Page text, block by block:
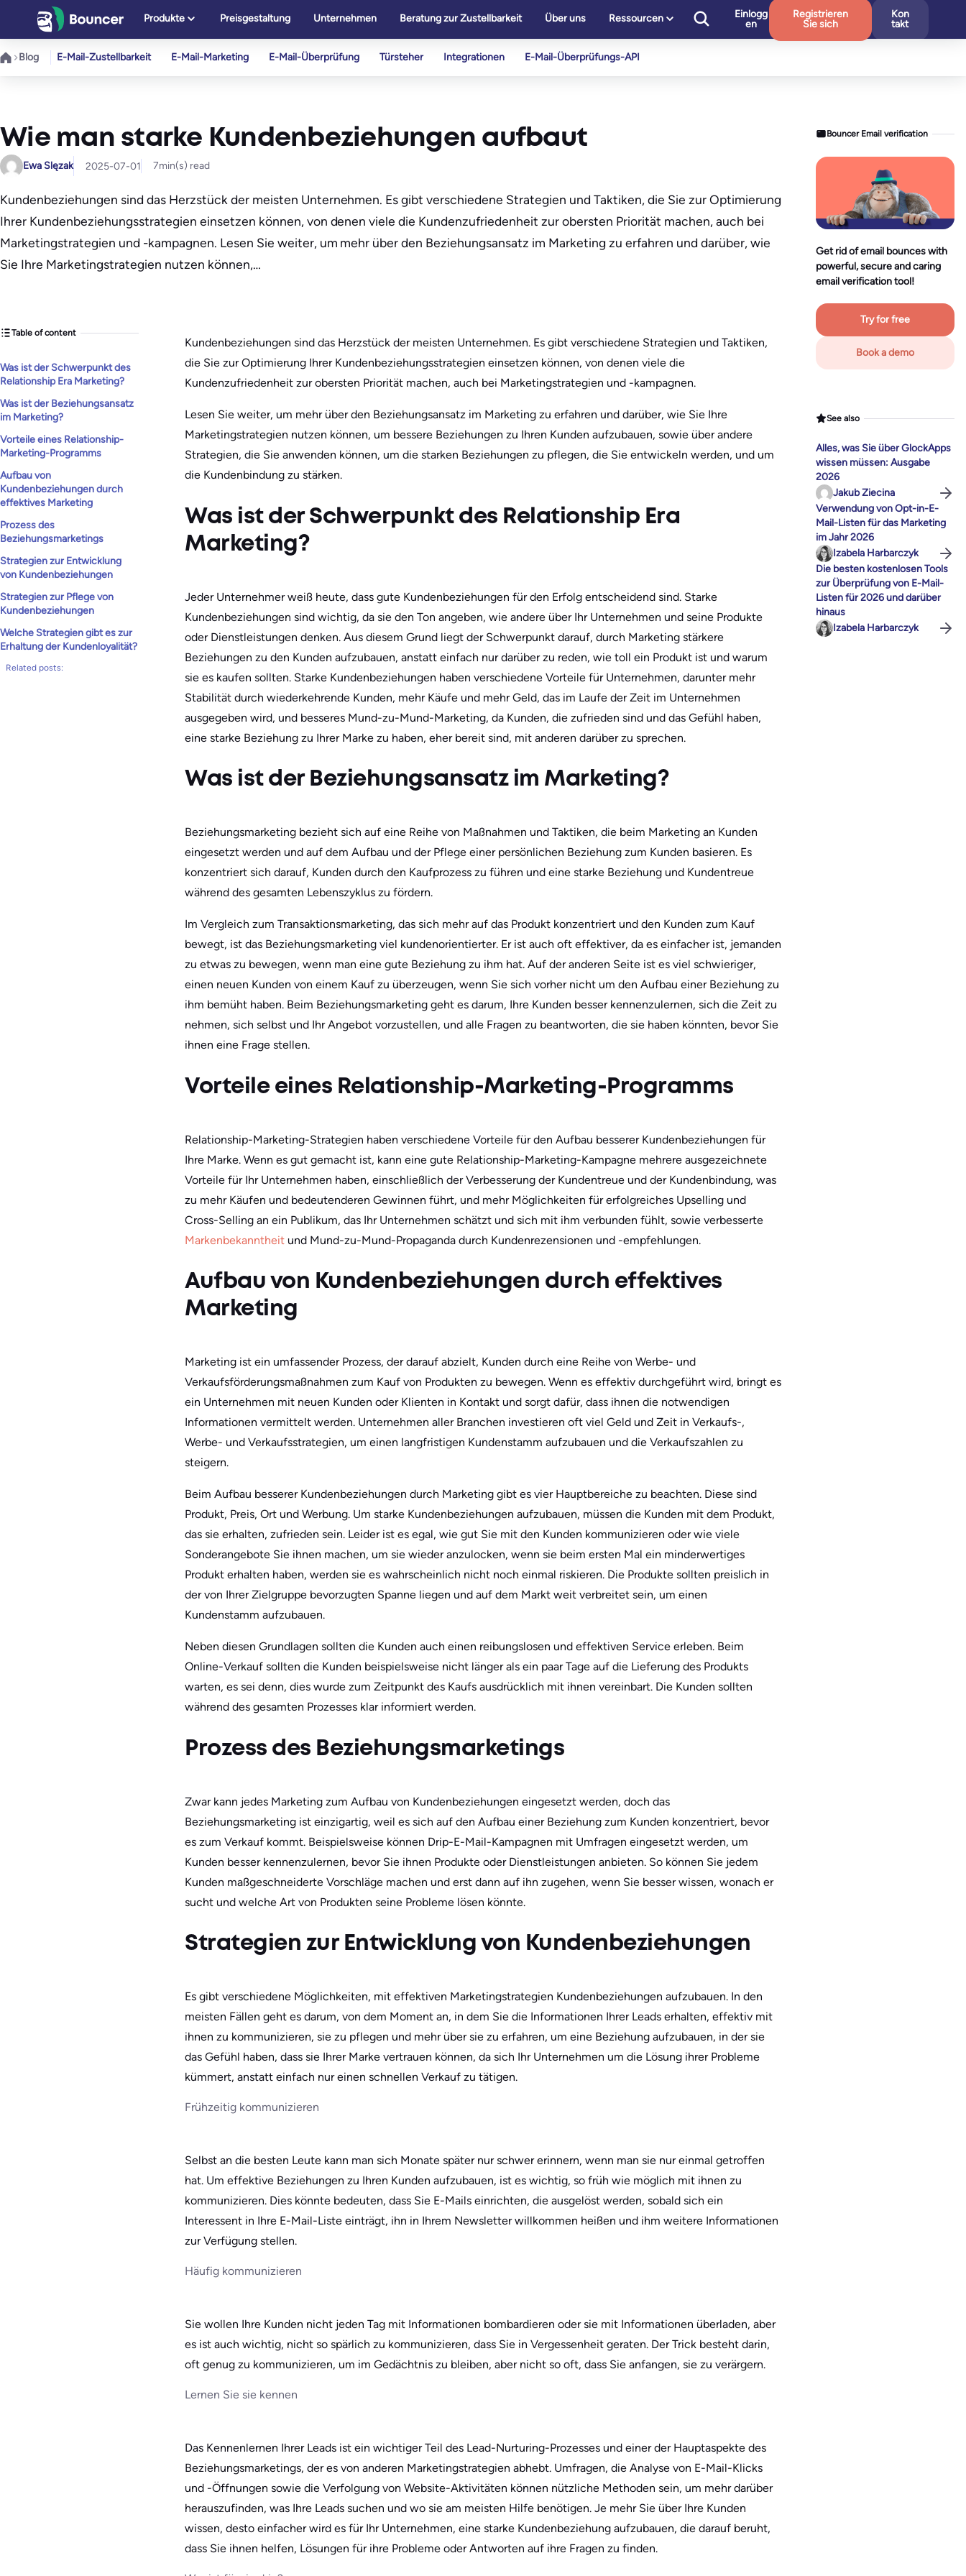
springen
Produkte Preisgestaltung Unternehmen Beratung zur Zustellbarkeit Über uns Ressourcen
Einlogg
en
Registrieren
Sie sich
Kon
takt
Blog E-Mail-Zustellbarkeit E-Mail-Marketing E-Mail-Überprüfung Türsteher Integrationen E-Mail-Überprüfungs-API
Wie man starke Kundenbeziehungen aufbaut
Ewa Slęzak 2025-07-01 7min(s) read
Kundenbeziehungen sind das Herzstück der meisten Unternehmen. Es gibt verschiedene Strategien und Taktiken, die Sie zur Optimierung
Ihrer Kundenbeziehungsstrategien einsetzen können, von denen viele die Kundenzufriedenheit zur obersten Priorität machen, auch bei
Marketingstrategien und -kampagnen. Lesen Sie weiter, um mehr über den Beziehungsansatz im Marketing zu erfahren und darüber, wie
Sie Ihre Marketingstrategien nutzen können,…
Table of content
Was ist der Schwerpunkt des
Relationship Era Marketing?
Was ist der Beziehungsansatz
im Marketing?
Vorteile eines Relationship-
Marketing-Programms
Aufbau von
Kundenbeziehungen durch
effektives Marketing
Prozess des
Beziehungsmarketings
Strategien zur Entwicklung
von Kundenbeziehungen
Strategien zur Pflege von
Kundenbeziehungen
Welche Strategien gibt es zur
Erhaltung der Kundenloyalität?
Related posts:
Kundenbeziehungen sind das Herzstück der meisten Unternehmen. Es gibt verschiedene Strategien und Taktiken,
die Sie zur Optimierung Ihrer Kundenbeziehungsstrategien einsetzen können, von denen viele die
Kundenzufriedenheit zur obersten Priorität machen, auch bei Marketingstrategien und -kampagnen.
Lesen Sie weiter, um mehr über den Beziehungsansatz im Marketing zu erfahren und darüber, wie Sie Ihre
Marketingstrategien nutzen können, um bessere Beziehungen zu Ihren Kunden aufzubauen, sowie über andere
Strategien, die Sie anwenden können, um die starken Beziehungen zu pflegen, die Sie entwickeln werden, und um
die Kundenbindung zu stärken.
Was ist der Schwerpunkt des Relationship Era
Marketing?
Jeder Unternehmer weiß heute, dass gute Kundenbeziehungen für den Erfolg entscheidend sind. Starke
Kundenbeziehungen sind wichtig, da sie den Ton angeben, wie andere über Ihr Unternehmen und seine Produkte
oder Dienstleistungen denken. Aus diesem Grund liegt der Schwerpunkt darauf, durch Marketing stärkere
Beziehungen zu den Kunden aufzubauen, anstatt einfach nur darüber zu reden, wie toll ein Produkt ist und warum
sie es kaufen sollten. Starke Kundenbeziehungen haben verschiedene Vorteile für Unternehmen, darunter mehr
Stabilität durch wiederkehrende Kunden, mehr Käufe und mehr Geld, das im Laufe der Zeit im Unternehmen
ausgegeben wird, und besseres Mund-zu-Mund-Marketing, da Kunden, die zufrieden sind und das Gefühl haben,
eine starke Beziehung zu Ihrer Marke zu haben, eher bereit sind, mit anderen darüber zu sprechen.
Was ist der Beziehungsansatz im Marketing?
Beziehungsmarketing bezieht sich auf eine Reihe von Maßnahmen und Taktiken, die beim Marketing an Kunden
eingesetzt werden und auf dem Aufbau und der Pflege einer persönlichen Beziehung zum Kunden basieren. Es
konzentriert sich darauf, Kunden durch den Kaufprozess zu führen und eine starke Beziehung und Kundentreue
während des gesamten Lebenszyklus zu fördern.
Im Vergleich zum Transaktionsmarketing, das sich mehr auf das Produkt konzentriert und den Kunden zum Kauf
bewegt, ist das Beziehungsmarketing viel kundenorientierter. Er ist auch oft effektiver, da es einfacher ist, jemanden
zu etwas zu bewegen, wenn man eine gute Beziehung zu ihm hat. Auf der anderen Seite ist es viel schwieriger,
einen neuen Kunden von einem Kauf zu überzeugen, wenn Sie sich vorher nicht um den Aufbau einer Beziehung zu
ihm bemüht haben. Beim Beziehungsmarketing geht es darum, Ihre Kunden besser kennenzulernen, sich die Zeit zu
nehmen, sich selbst und Ihr Angebot vorzustellen, und alle Fragen zu beantworten, die sie haben könnten, bevor Sie
ihnen eine Frage stellen.
Vorteile eines Relationship-Marketing-Programms
Relationship-Marketing-Strategien haben verschiedene Vorteile für den Aufbau besserer Kundenbeziehungen für
Ihre Marke. Wenn es gut gemacht ist, kann eine gute Relationship-Marketing-Kampagne mehrere ausgezeichnete
Vorteile für Ihr Unternehmen haben, einschließlich der Verbesserung der Kundentreue und der Kundenbindung, was
zu mehr Käufen und bedeutenderen Gewinnen führt, und mehr Möglichkeiten für erfolgreiches Upselling und
Cross-Selling an ein Publikum, das Ihr Unternehmen schätzt und sich mit ihm verbunden fühlt, sowie verbesserte
Markenbekanntheit und Mund-zu-Mund-Propaganda durch Kundenrezensionen und -empfehlungen.
Aufbau von Kundenbeziehungen durch effektives
Marketing
Marketing ist ein umfassender Prozess, der darauf abzielt, Kunden durch eine Reihe von Werbe- und
Verkaufsförderungsmaßnahmen zum Kauf von Produkten zu bewegen. Wenn es effektiv durchgeführt wird, bringt es
ein Unternehmen mit neuen Kunden oder Klienten in Kontakt und sorgt dafür, dass ihnen die notwendigen
Informationen vermittelt werden. Unternehmen aller Branchen investieren oft viel Geld und Zeit in Verkaufs-,
Werbe- und Verkaufsstrategien, um einen langfristigen Kundenstamm aufzubauen und die Verkaufszahlen zu
steigern.
Beim Aufbau besserer Kundenbeziehungen durch Marketing gibt es vier Hauptbereiche zu beachten. Diese sind
Produkt, Preis, Ort und Werbung. Um starke Kundenbeziehungen aufzubauen, müssen die Kunden mit dem Produkt,
das sie erhalten, zufrieden sein. Leider ist es egal, wie gut Sie mit den Kunden kommunizieren oder wie viele
Sonderangebote Sie ihnen machen, um sie wieder anzulocken, wenn sie beim ersten Mal ein minderwertiges
Produkt erhalten haben, werden sie es wahrscheinlich nicht noch einmal riskieren. Die Produkte sollten preislich in
der von Ihrer Zielgruppe bevorzugten Spanne liegen und auf dem Markt weit verbreitet sein, um einen
Kundenstamm aufzubauen.
Neben diesen Grundlagen sollten die Kunden auch einen reibungslosen und effektiven Service erleben. Beim
Online-Verkauf sollten die Kunden beispielsweise nicht länger als ein paar Tage auf die Lieferung des Produkts
warten, es sei denn, dies wurde zum Zeitpunkt des Kaufs ausdrücklich mit ihnen vereinbart. Die Kunden sollten
während des gesamten Prozesses klar informiert werden.
Prozess des Beziehungsmarketings
Zwar kann jedes Marketing zum Aufbau von Kundenbeziehungen eingesetzt werden, doch das
Beziehungsmarketing ist einzigartig, weil es sich auf den Aufbau einer Beziehung zum Kunden konzentriert, bevor
es zum Verkauf kommt. Beispielsweise können Drip-E-Mail-Kampagnen mit Umfragen eingesetzt werden, um
Kunden besser kennenzulernen, bevor Sie ihnen Produkte oder Dienstleistungen anbieten. So können Sie jedem
Kunden maßgeschneiderte Vorschläge machen und erst dann auf ihn zugehen, wenn Sie besser wissen, wonach er
sucht und welche Art von Produkten seine Probleme lösen könnte.
Strategien zur Entwicklung von Kundenbeziehungen
Es gibt verschiedene Möglichkeiten, mit effektiven Marketingstrategien Kundenbeziehungen aufzubauen. In den
meisten Fällen geht es darum, von dem Moment an, in dem Sie die Informationen Ihrer Leads erhalten, effektiv mit
ihnen zu kommunizieren, sie zu pflegen und mehr über sie zu erfahren, um eine Beziehung aufzubauen, in der sie
das Gefühl haben, dass sie Ihrer Marke vertrauen können, da sich Ihr Unternehmen um die Lösung ihrer Probleme
kümmert, anstatt einfach nur einen schnellen Verkauf zu tätigen.
Frühzeitig kommunizieren
Selbst an die besten Leute kann man sich Monate später nur schwer erinnern, wenn man sie nur einmal getroffen
hat. Um effektive Beziehungen zu Ihren Kunden aufzubauen, ist es wichtig, so früh wie möglich mit ihnen zu
kommunizieren. Dies könnte bedeuten, dass Sie E-Mails einrichten, die ausgelöst werden, sobald sich ein
Interessent in Ihre E-Mail-Liste einträgt, ihn in Ihrem Newsletter willkommen heißen und ihm weitere Informationen
zur Verfügung stellen.
Häufig kommunizieren
Sie wollen Ihre Kunden nicht jeden Tag mit Informationen bombardieren oder sie mit Informationen überladen, aber
es ist auch wichtig, nicht so spärlich zu kommunizieren, dass Sie in Vergessenheit geraten. Der Trick besteht darin,
oft genug zu kommunizieren, um im Gedächtnis zu bleiben, aber nicht so oft, dass Sie anfangen, sie zu verärgern.
Lernen Sie sie kennen
Das Kennenlernen Ihrer Leads ist ein wichtiger Teil des Lead-Nurturing-Prozesses und einer der Hauptaspekte des
Beziehungsmarketings, der es von anderen Marketingstrategien abhebt. Umfragen, die Analyse von E-Mail-Klicks
und -Öffnungen sowie die Verfolgung von Website-Aktivitäten können nützliche Methoden sein, um mehr darüber
herauszufinden, was Ihre Leads suchen und wo sie am meisten Hilfe benötigen. Je mehr Sie über Ihre Kunden
wissen, desto einfacher wird es für Ihr Unternehmen, eine starke Kundenbeziehung aufzubauen, die darauf beruht,
dass Sie ihnen helfen, Lösungen für ihre Probleme oder Antworten auf ihre Fragen zu finden.
Bouncer Email verification
Get rid of email bounces with
powerful, secure and caring
email verification tool!
Try for free
Book a demo
See also
Alles, was Sie über GlockApps
wissen müssen: Ausgabe
2026
Jakub Ziecina
Verwendung von Opt-in-E-
Mail-Listen für das Marketing
im Jahr 2026
Izabela Harbarczyk
Die besten kostenlosen Tools
zur Überprüfung von E-Mail-
Listen für 2026 und darüber
hinaus
Izabela Harbarczyk